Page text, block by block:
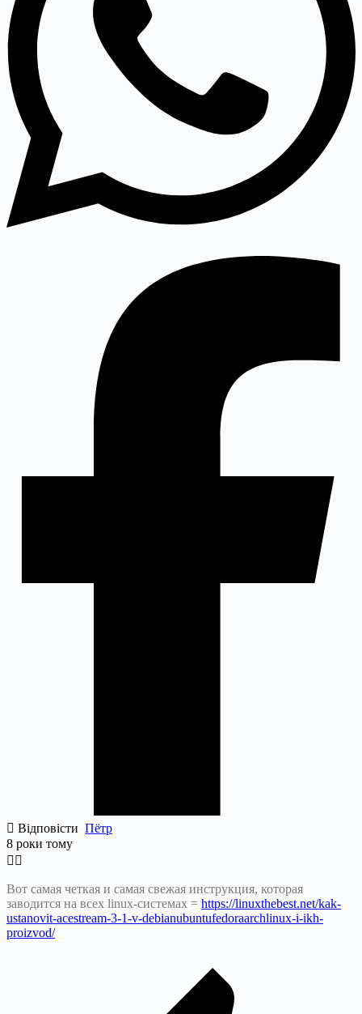
Відповісти Пётр
8 роки тому
Вот самая четкая и самая свежая инструкция, которая
заводится на всех linux-системах = https://linuxthebest.net/kak-
ustanovit-acestream-3-1-v-debianubuntufedoraarchlinux-i-ikh-
proizvod/